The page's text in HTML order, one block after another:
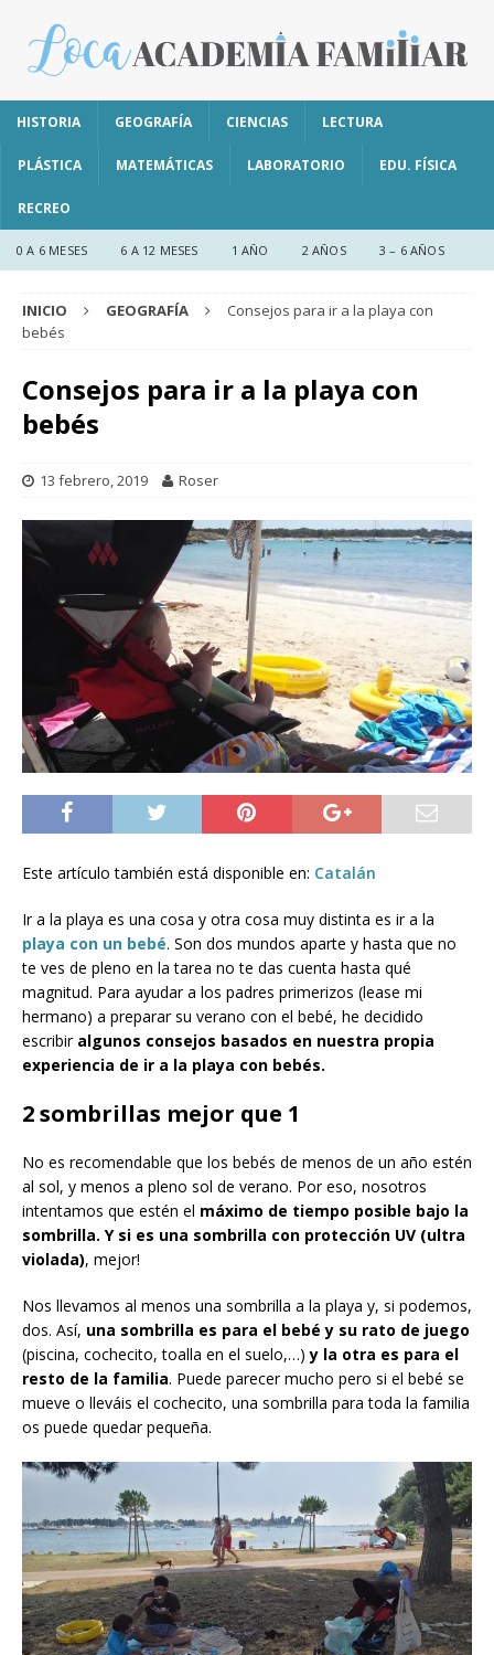
HISTORIA GEOGRAFÍA CIENCIAS LECTURA
PLÁSTICA MATEMÁTICAS LABORATORIO EDU. FÍSICA
RECREO
0 A 6 MESES 6 A 12 MESES 1 AÑO 2 AÑOS 3 – 6 AÑOS
INICIO GEOGRAFÍA
Consejos para ir a la playa con
bebés
Consejos para ir a la playa con
bebés
13 febrero, 2019 Roser
Este artículo también está disponible en: Catalán
Ir a la playa es una cosa y otra cosa muy distinta es ir a la
playa con un bebé. Son dos mundos aparte y hasta que no
te ves de pleno en la tarea no te das cuenta hasta qué
magnitud. Para ayudar a los padres primerizos (lease mi
hermano) a preparar su verano con el bebé, he decidido
escribir algunos consejos basados en nuestra propia
experiencia de ir a la playa con bebés.
2 sombrillas mejor que 1
No es recomendable que los bebés de menos de un año estén
al sol, y menos a pleno sol de verano. Por eso, nosotros
intentamos que estén el máximo de tiempo posible bajo la
sombrilla. Y si es una sombrilla con protección UV (ultra
violada), mejor!
Nos llevamos al menos una sombrilla a la playa y, si podemos,
dos. Así, una sombrilla es para el bebé y su rato de juego
(piscina, cochecito, toalla en el suelo,…)y la otra es para el
resto de la familia. Puede parecer mucho pero si el bebé se
mueve o lleváis el cochecito, una sombrilla para toda la familia
os puede quedar pequeña.